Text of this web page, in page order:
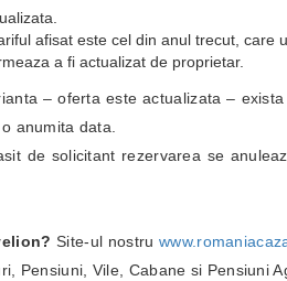
afisat este cel din anul trecut, care
a fi actualizat de proprietar.
– oferta este actualizata –
anumita data.
de solicitant rezervarea se
Site-ul nostru
Pensiuni, Vile, Cabane si Pensiuni